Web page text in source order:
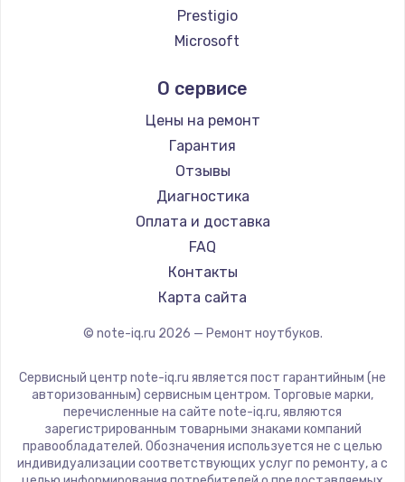
Ремонт ноутбуков Google
Ремонт ноутбуков Echips
Ремонт ноутбуков Predator
Ремонт ноутбуков iru
Ремонт ноутбуков Machenike
Ремонт ноутбуков DEXP
Ремонт ноутбуков Teclast
Ремонт ноутбуков CHUWI
Ремонт ноутбуков Colorful
Prestigio
Microsoft
Aquarius
Gigabyte
Aorus
Maibenben
Getac
Epson
Philips
LG
Panasonic
ZTE
Hiper
Evga
Google
О сервисе
Цены на ремонт
Гарантия
Отзывы
Диагностика
Оплата и доставка
FAQ
Контакты
Карта сайта
© note-iq.ru 2026 — Ремонт ноутбуков.
Сервисный центр note-iq.ru является пост гарантийным (не
авторизованным) сервисным центром. Торговые марки,
перечисленные на сайте note-iq.ru, являются
зарегистрированным товарными знаками компаний
правообладателей. Обозначения используется не с целью
индивидуализации соответствующих услуг по ремонту, а с